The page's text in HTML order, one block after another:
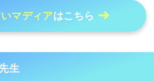
マディアはこちら
生